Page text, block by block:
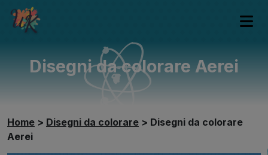
Disegni da colorare Aerei
Home > Disegni da colorare > Disegni da colorare
Aerei